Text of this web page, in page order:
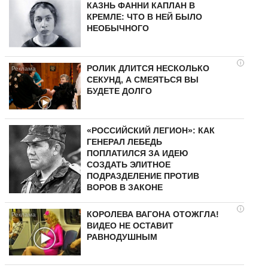
КАЗНЬ ФАННИ КАПЛАН В
КРЕМЛЕ: ЧТО В НЕЙ БЫЛО
НЕОБЫЧНОГО
i
РОЛИК ДЛИТСЯ НЕСКОЛЬКО
СЕКУНД, А СМЕЯТЬСЯ ВЫ
БУДЕТЕ ДОЛГО
«РОССИЙСКИЙ ЛЕГИОН»: КАК
ГЕНЕРАЛ ЛЕБЕДЬ
ПОПЛАТИЛСЯ ЗА ИДЕЮ
СОЗДАТЬ ЭЛИТНОЕ
ПОДРАЗДЕЛЕНИЕ ПРОТИВ
ВОРОВ В ЗАКОНЕ
i
КОРОЛЕВА ВАГОНА ОТОЖГЛА!
ВИДЕО НЕ ОСТАВИТ
РАВНОДУШНЫМ